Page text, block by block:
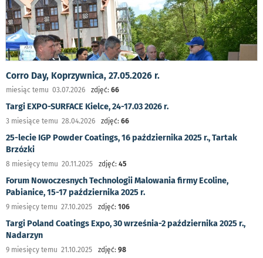
Corro Day, Koprzywnica, 27.05.2026 r.
miesiąc temu 03.07.2026 zdjęć: 66
Targi EXPO-SURFACE Kielce, 24-17.03 2026 r.
3 miesiące temu 28.04.2026 zdjęć: 66
25-lecie IGP Powder Coatings, 16 października 2025 r., Tartak
Brzózki
8 miesięcy temu 20.11.2025 zdjęć: 45
Forum Nowoczesnych Technologii Malowania firmy Ecoline,
Pabianice, 15-17 października 2025 r.
9 miesięcy temu 27.10.2025 zdjęć: 106
Targi Poland Coatings Expo, 30 września-2 października 2025 r.,
Nadarzyn
9 miesięcy temu 21.10.2025 zdjęć: 98